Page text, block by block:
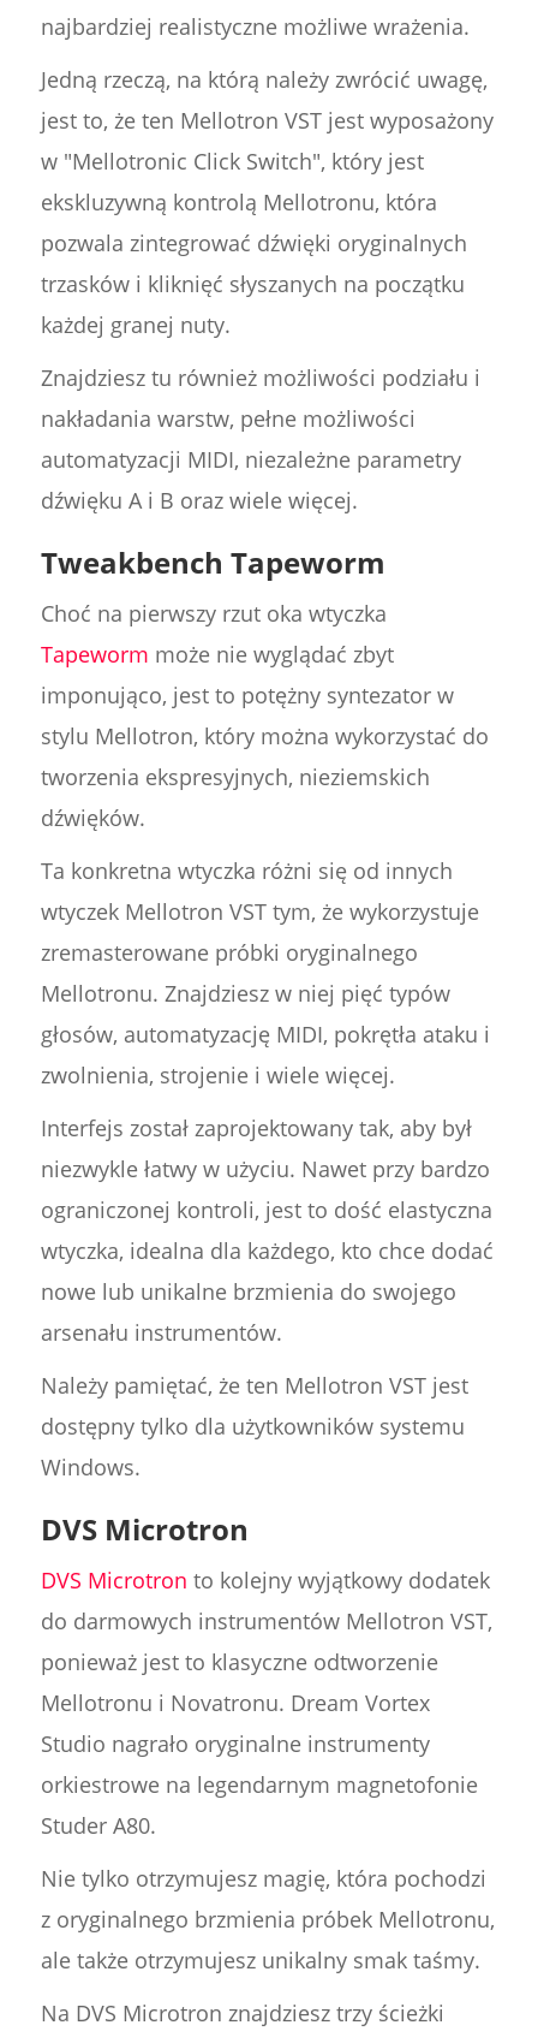
najbardziej realistyczne możliwe wrażenia.
Jedną rzeczą, na którą należy zwrócić uwagę,
jest to, że ten Mellotron VST jest wyposażony
w "Mellotronic Click Switch", który jest
ekskluzywną kontrolą Mellotronu, która
pozwala zintegrować dźwięki oryginalnych
trzasków i kliknięć słyszanych na początku
każdej granej nuty.
Znajdziesz tu również możliwości podziału i
nakładania warstw, pełne możliwości
automatyzacji MIDI, niezależne parametry
dźwięku A i B oraz wiele więcej.
Tweakbench Tapeworm
Choć na pierwszy rzut oka wtyczka
Tapeworm może nie wyglądać zbyt
imponująco, jest to potężny syntezator w
stylu Mellotron, który można wykorzystać do
tworzenia ekspresyjnych, nieziemskich
dźwięków.
Ta konkretna wtyczka różni się od innych
wtyczek Mellotron VST tym, że wykorzystuje
zremasterowane próbki oryginalnego
Mellotronu. Znajdziesz w niej pięć typów
głosów, automatyzację MIDI, pokrętła ataku i
zwolnienia, strojenie i wiele więcej.
Interfejs został zaprojektowany tak, aby był
niezwykle łatwy w użyciu. Nawet przy bardzo
ograniczonej kontroli, jest to dość elastyczna
wtyczka, idealna dla każdego, kto chce dodać
nowe lub unikalne brzmienia do swojego
arsenału instrumentów.
Należy pamiętać, że ten Mellotron VST jest
dostępny tylko dla użytkowników systemu
Windows.
DVS Microtron
DVS Microtron to kolejny wyjątkowy dodatek
do darmowych instrumentów Mellotron VST,
ponieważ jest to klasyczne odtworzenie
Mellotronu i Novatronu. Dream Vortex
Studio nagrało oryginalne instrumenty
orkiestrowe na legendarnym magnetofonie
Studer A80.
Nie tylko otrzymujesz magię, która pochodzi
z oryginalnego brzmienia próbek Mellotronu,
ale także otrzymujesz unikalny smak taśmy.
Na DVS Microtron znajdziesz trzy ścieżki